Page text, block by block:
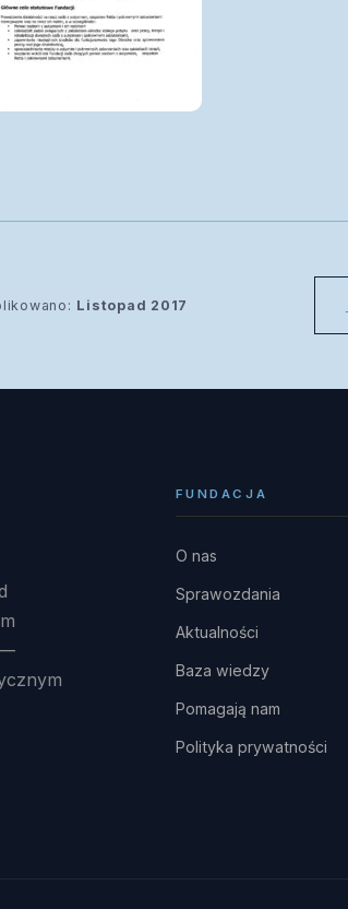
Listopad 2017
—
FUNDACJA
O nas
Sprawozdania
Aktualności
Baza wiedzy
Pomagają nam
Polityka prywatności